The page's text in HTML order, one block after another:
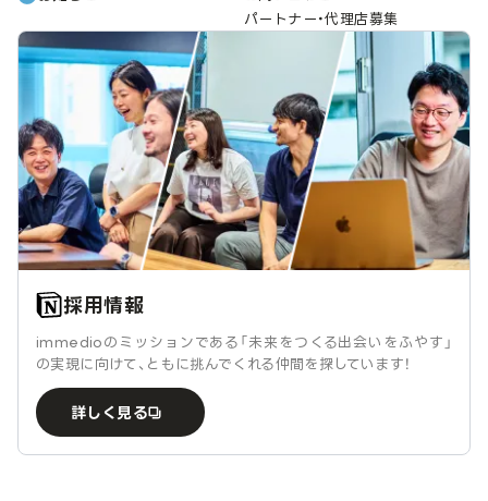
パートナー・代理店募集
採用情報
immedioのミッションである「未来をつくる出会いをふやす」
の実現に向けて、ともに挑んでくれる仲間を探しています！
詳しく見る